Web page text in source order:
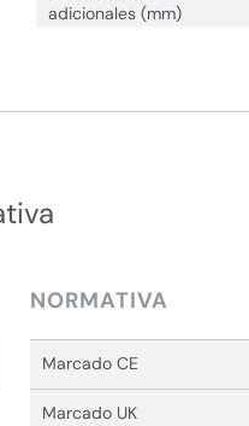
adicionales (mm)
NORMATIVA
Marcado CE
Marcado UK